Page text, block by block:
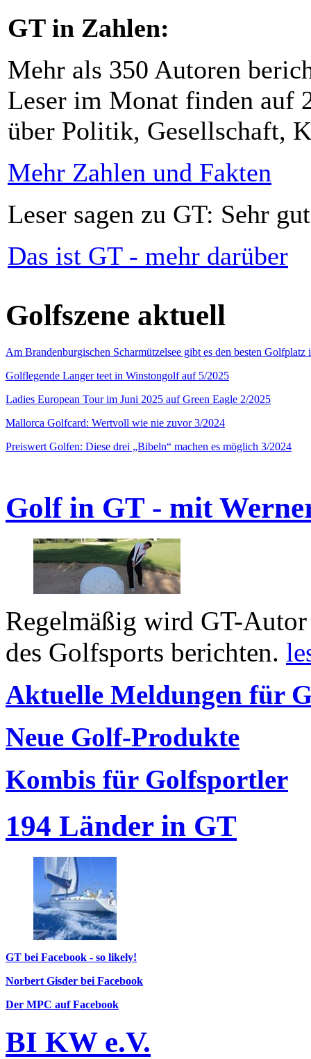
GT in Zahlen:
Mehr als 350 Autoren
Leser im Monat finden auf
über Politik, Gesellschaft,
Mehr Zahlen und Fakten
Leser sagen zu GT: Sehr
Das ist GT - mehr darüber
Golfszene aktuell
Am Brandenburgischen Scharmützelsee gibt es den besten
Golflegende Langer teet in Winstongolf auf 5/2025
Ladies European Tour im Juni 2025 auf Green Eagle 2/2025
Mallorca Golfcard: Wertvoll wie nie zuvor 3/2024
Preiswert Golfen: Diese drei „Bibeln“ machen es möglich 3/2024
Golf in GT - mit
Regelmäßig wird GT-
des Golfsports berichten.
Aktuelle Meldungen für
Neue Golf-Produkte
Kombis für Golfsportler
194 Länder in GT
GT bei Facebook - so likely!
Norbert Gisder bei Facebook
Der MPC auf Facebook
BI KW e.V.